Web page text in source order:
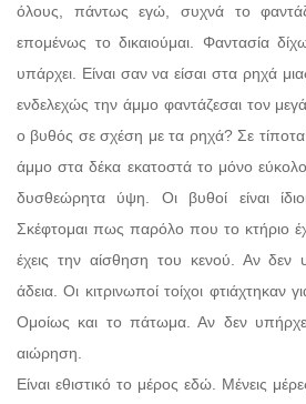
όλους, πάντως εγώ, συχνά το
επομένως το δικαιούμαι. Φαντασία
υπάρχει. Είναι σαν να είσαι στα ρηχά
ενδελεχώς την άμμο φαντάζεσαι τον
ο βυθός σε σχέση με τα ρηχά? Σε
άμμο στα δέκα εκατοστά το μόνο εύκολο
δυσθεώρητα ύψη. Οι βυθοί είναι
Σκέφτομαι πως παρόλο που το κτήριο
έχεις την αίσθηση του κενού. Αν
άδεια. Οι κιτρινωποί τοίχοι φτιάχτηκαν
Ομοίως και το πάτωμα. Αν δεν
αιώρηση.
Είναι εθιστικό το μέρος εδώ. Μένεις